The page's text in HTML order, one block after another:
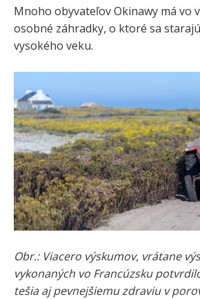
Mnoho obyvateľov Okinawy má vo
osobné záhradky, o ktoré sa
vysokého veku.
Obr.: Viacero výskumov, vrátane
vykonaných vo Francúzsku
tešia aj pevnejšiemu zdraviu v